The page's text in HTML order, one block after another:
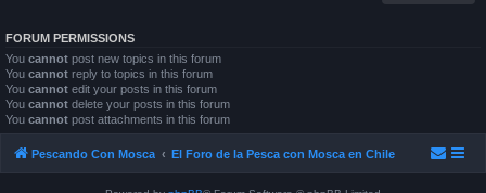
FORUM PERMISSIONS
You cannot post new topics in this forum
You cannot reply to topics in this forum
You cannot edit your posts in this forum
You cannot delete your posts in this forum
You cannot post attachments in this forum
Pescando Con Mosca El Foro de la Pesca con Mosca en Chile